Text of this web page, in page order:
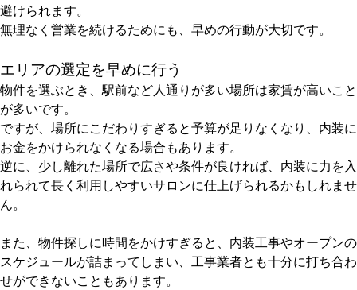
避けられます。
無理なく営業を続けるためにも、早めの行動が大切です。
エリアの選定を早めに行う
物件を選ぶとき、駅前など人通りが多い場所は家賃が高いこと
が多いです。
ですが、場所にこだわりすぎると予算が足りなくなり、内装に
お金をかけられなくなる場合もあります。
逆に、少し離れた場所で広さや条件が良ければ、内装に力を入
れられて長く利用しやすいサロンに仕上げられるかもしれませ
ん。
また、物件探しに時間をかけすぎると、内装工事やオープンの
スケジュールが詰まってしまい、工事業者とも十分に打ち合わ
せができないこともあります。